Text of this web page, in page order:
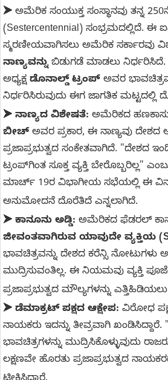
➤ ಅಮೆರಿಕ ಸಂಯುಕ್ತ ಸಂಸ್ಥಾನವು ತನ್ನ
(Sestercentennial) ಸಂಭ್ರಮದಲ್ಲಿದೆ. ಈ
ಸ್ಮರಣೀಯವಾಗಿಸಲು ಅಮೆರಿಕ ಸರ್ಕಾರವು
ನಾಣ್ಯವನ್ನುಬಿಡುಗಡೆ ಮಾಡಲು
ಅಧ್ಯಕ್ಷಡೊನಾಲ್ಡ್ ಟ್ರಂಪ್ ಅವರ
ನಿರ್ಧರಿಸಿರುವುದು ಈಗ ಜಾಗತಿಕ ಮಟ್ಟದಲ್ಲಿ
➤ ನಾಣ್ಯದ ವಿಶೇಷತೆ: ಅಮೆರಿಕದ
ಬೀಚ್ ಅವರ ಪ್ರಕಾರ, ಈ ನಾಣ್ಯವು ದೇಶದ
ಪ್ರಜಾಪ್ರಭುತ್ವದ ಸಂಕೇತವಾಗಿದೆ. "ದೇಶದ
ಟ್ರಂಪ್‌ಗಿಂತ ಸೂಕ್ತ ವ್ಯಕ್ತಿ ಬೇರೊಬ್ಬರಿಲ್ಲ"
ಮಾರ್ಚ್ 19ರ ವಿಭಾಗೀಯ ಸಭೆಯಲ್ಲಿ ಈ
ಅನುಮೋದನೆ ದೊರೆತಿದೆ ಎನ್ನಲಾಗಿದೆ.
➤ ಕಾನೂನು ಅಡ್ಡಿ: ಅಮೆರಿಕದ ಫೆಡರಲ್
ಜೀವಂತವಾಗಿರುವ ಯಾವುದೇ ವ್ಯಕ್ತಿಯ
ಭಾವಚಿತ್ರವನ್ನು ದೇಶದ ಕರೆನ್ಸಿ ನೋಟುಗಳು
ಮುದ್ರಿಸುವಂತಿಲ್ಲ. ಈ ನಿಯಮವು ವ್ಯಕ್ತಿ
ಪ್ರಜಾಪ್ರಭುತ್ವದ ಮೌಲ್ಯಗಳನ್ನು ಎತ್ತಿಹಿಡಿಯಲು
➤ ಡೆಮಾಕ್ರಟ್ ಪಕ್ಷದ ಆಕ್ಷೇಪ: ವಿರೋಧ
ನಾಯಕರು ಇದನ್ನು ತೀವ್ರವಾಗಿ
ಭಾವಚಿತ್ರಗಳನ್ನು ಮುದ್ರಿಸಿಕೊಳ್ಳುವುದು
ಲಕ್ಷಣವೇ ಹೊರತು ಪ್ರಜಾಪ್ರಭುತ್ವದ